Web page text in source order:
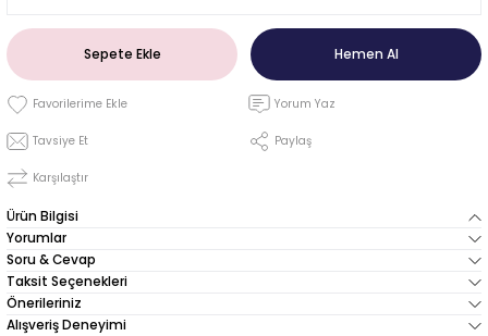
Sepete Ekle Hemen Al
Yorum Yaz
Tavsiye Et Paylaş
Karşılaştır
Ürün Bilgisi
Yorumlar
Soru & Cevap
Taksit Seçenekleri
Önerileriniz
Alışveriş Deneyimi